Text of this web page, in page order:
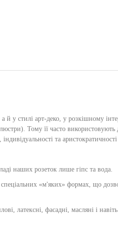
у стилі арт-деко, у розкішному
Тому її часто
та
наших розеток лише гіпс та вода.
«м'яких» формах, що
латексні, фасадні, масляні і навіть